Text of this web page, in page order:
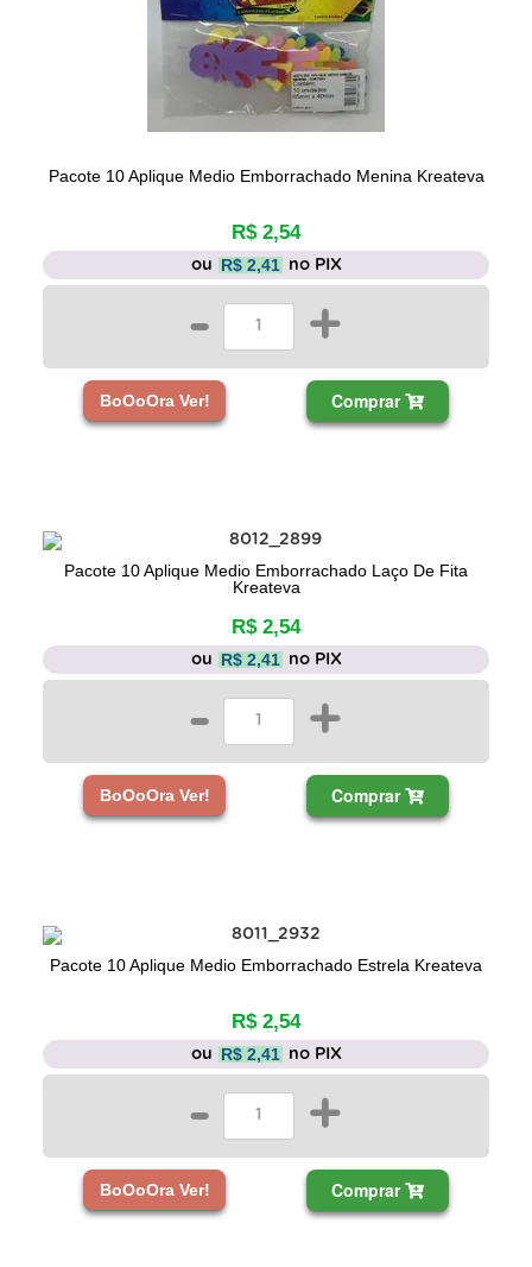
Pacote 10 Aplique Medio Emborrachado Menina Kreateva
R$ 2,54
ou R$ 2,41 no PIX
- +
BoOoOra Ver! Comprar
Pacote 10 Aplique Medio Emborrachado Laço De Fita
Kreateva
R$ 2,54
ou R$ 2,41 no PIX
- +
BoOoOra Ver! Comprar
Pacote 10 Aplique Medio Emborrachado Estrela Kreateva
R$ 2,54
ou R$ 2,41 no PIX
- +
BoOoOra Ver! Comprar